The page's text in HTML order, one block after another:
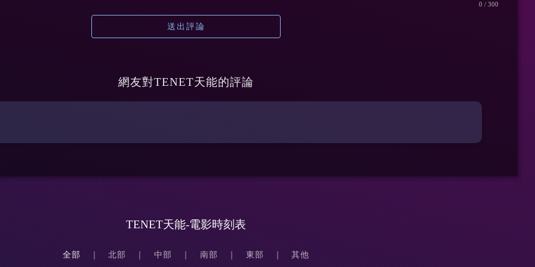
0 / 300
送出評論
網友對TENET天能的評論
TENET天能-電影時刻表
全部 北部 中部 南部 東部 其他